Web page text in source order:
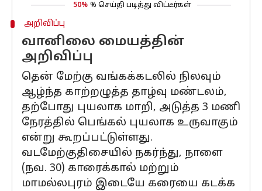
50% % செய்தி படித்து விட்டீர்கள்
அறிவிப்பு
வானிலை மையத்தின்
அறிவிப்பு
தென் மேற்கு வங்கக்கடலில் நிலவும்
ஆழ்ந்த காற்றழுத்த தாழ்வு மண்டலம்,
தற்போது புயலாக மாறி, அடுத்த 3 மணி
நேரத்தில் பெங்கல் புயலாக உருவாகும்
என்று கூறப்பட்டுள்ளது.
வடமேற்குதிசையில் நகர்ந்து, நாளை
(நவ. 30) காரைக்கால் மற்றும்
மாமல்லபுரம் இடையே கரையை கடக்க